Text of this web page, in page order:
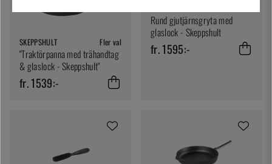
SKEPPSHULT Fler val
"Traktörpanna med trähandtag
& glaslock - Skeppshult"
fr. 1539:-
Rund gjutjärnsgryta med
glaslock - Skeppshult
fr. 1595:-